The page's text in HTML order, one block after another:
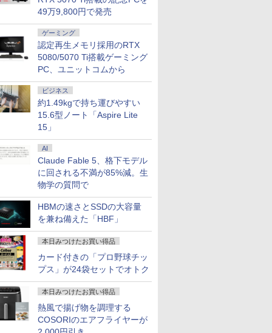
49万9,800円で発売
ゲーミング
認定再生メモリ採用のRTX
5080/5070 Ti搭載ゲーミング
PC、ユニットコムから
ビジネス
約1.49kgで持ち運びやすい
15.6型ノート「Aspire Lite
15」
AI
Claude Fable 5、格下モデル
に回される不満が85%減。生
物学の質問で
HBMの速さとSSDの大容量
を兼ね備えた「HBF」
本日みつけたお買い得品
カード付きの「プロ野球チッ
プス」が24袋セットでオトク
本日みつけたお買い得品
熱風で揚げ物を調理する
COSORIのエアフライヤーが